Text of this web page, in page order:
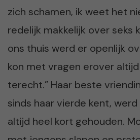
zich schamen, ik weet het
redelijk makkelijk over seks
ons thuis werd er openlijk
kon met vragen erover
terecht.” Haar beste
sinds haar vierde kent,
altijd heel kort gehouden.